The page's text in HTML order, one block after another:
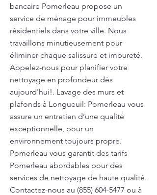
bancaire Pomerleau propose un
service de ménage pour immeubles
résidentiels dans votre ville. Nous
travaillons minutieusement pour
éliminer chaque salissure et impureté.
Appelez-nous pour planifier votre
nettoyage en profondeur dès
aujourd'hui!. Lavage des murs et
plafonds à Longueuil: Pomerleau vous
assure un entretien d’une qualité
exceptionnelle, pour un
environnement toujours propre.
Pomerleau vous garantit des tarifs
Pomerleau abordables pour des
services de nettoyage de haute qualité.
Contactez-nous au (855) 604-5477 ou à